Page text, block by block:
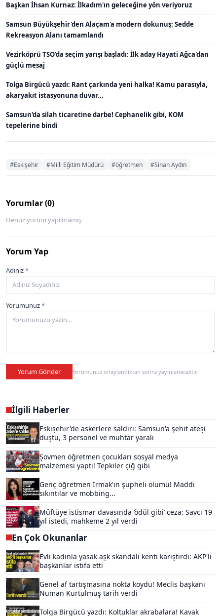
Başkan İhsan Kurnaz: İlkadım'ın geleceğine yön veriyoruz
Samsun Büyükşehir'den Alaçam'a modern dokunuş: Sedde
Rekreasyon Alanı tamamlandı
Vezirköprü TSO'da seçim yarışı başladı: İlk aday Hayati Ağca'dan
güçlü mesaj
Tolga Birgücü yazdı: Rant çarkında yeni halka! Kamu parasıyla,
akaryakıt istasyonuna duvar...
Samsun'da silah ticaretine darbe! Cephanelik gibi, KOM
tepelerine bindi
#Eskişehir #Milli Eğitim Müdürü #öğretmen #Sinan Aydın
Yorumlar (0)
Henüz yorum yapılmamış.
Yorum Yap
Adınız *
Yorumunuz *
Yorum Gönder Yorumunuz onaylandıktan sonra yayınlanacaktır.
İlgili Haberler
Eskişehir'de askerlere saldırı: Samsun'a şehit ateşi
düştü, 3 personel ve muhtar yaralı
Şovmen öğretmen çocukları sosyal medya
malzemesi yaptı! Tepkiler çığ gibi
Genç öğretmen Irmak'ın şüpheli ölümü! Maddi
sıkıntılar ve mobbing...
Müftüye istismar davasında ‘ödül gibi’ ceza: Savcı 19
yıl istedi, mahkeme 2 yıl verdi
En Çok Okunanlar
Evli kadınla yasak aşk skandalı kenti karıştırdı: AKP'li
başkanlar istifa etti
Genel af tartışmasına nokta koydu! Meclis başkanı
Numan Kurtulmuş tarih verdi
Tolga Birgücü yazdı: Koltuklar akrabalara! Kavak